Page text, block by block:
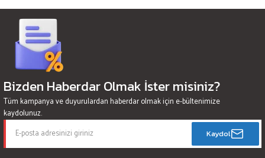
Bizden Haberdar Olmak İster misiniz?
Tüm kampanya ve duyurulardan haberdar olmak için e-bültenimize
kaydolunuz.
Kaydol